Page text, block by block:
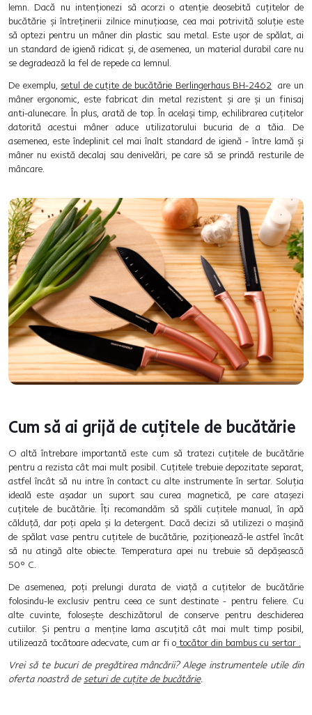
lemn. Dacă nu intenționezi să acorzi o atenție deosebită cuțitelor de
bucătărie și întreținerii zilnice minuțioase, cea mai potrivită soluție este
să optezi pentru un mâner din plastic sau metal. Este ușor de spălat, ai
un standard de igienă ridicat și, de asemenea, un material durabil care nu
se degradează la fel de repede ca lemnul.
De exemplu, setul de cuțite de bucătărie Berlingerhaus BH-2462 are un
mâner ergonomic, este fabricat din metal rezistent și are și un finisaj
anti-alunecare. În plus, arată de top. În același timp, echilibrarea cuțitelor
datorită acestui mâner aduce utilizatorului bucuria de a tăia. De
asemenea, este îndeplinit cel mai înalt standard de igienă - între lamă și
mâner nu există decalaj sau denivelări, pe care să se prindă resturile de
mâncare.
Cum să ai grijă de cuțitele de bucătărie
O altă întrebare importantă este cum să tratezi cuțitele de bucătărie
pentru a rezista cât mai mult posibil. Cuțitele trebuie depozitate separat,
astfel încât să nu intre în contact cu alte instrumente în sertar. Soluția
ideală este așadar un suport sau curea magnetică, pe care atașezi
cuțitele de bucătărie. Îți recomandăm să spăli cuțitele manual, în apă
călduță, dar poți apela și la detergent. Dacă decizi să utilizezi o mașină
de spălat vase pentru cuțitele de bucătărie, poziționează-le astfel încât
să nu atingă alte obiecte. Temperatura apei nu trebuie să depășească
50° C.
De asemenea, poți prelungi durata de viață a cuțitelor de bucătărie
folosindu-le exclusiv pentru ceea ce sunt destinate - pentru feliere. Cu
alte cuvinte, folosește deschizătorul de conserve pentru deschiderea
cutiilor. Și pentru a menține lama ascuțită cât mai mult timp posibil,
utilizează tocătoare adecvate, cum ar fi o tocător din bambus cu sertar .
Vrei să te bucuri de pregătirea mâncării? Alege instrumentele utile din
oferta noastră deseturi de cuțite de bucătărie.